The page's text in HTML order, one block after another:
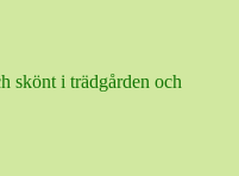
skönt i trädgården och